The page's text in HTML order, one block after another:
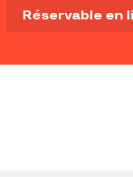
Aller
au
principal
Réservable en